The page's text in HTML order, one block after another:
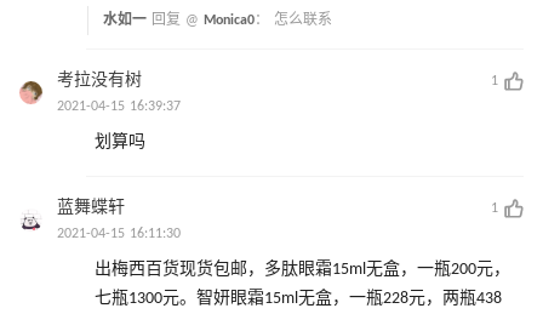
水如一 回复 @ Monica0： 怎么联系
考拉没有树
1
2021-04-15 16:39:37
划算吗
蓝舞蝶轩
1
2021-04-15 16:11:30
出梅西百货现货包邮，多肽眼霜15ml无盒，一瓶200元，
七瓶1300元。智妍眼霜15ml无盒，一瓶228元，两瓶438